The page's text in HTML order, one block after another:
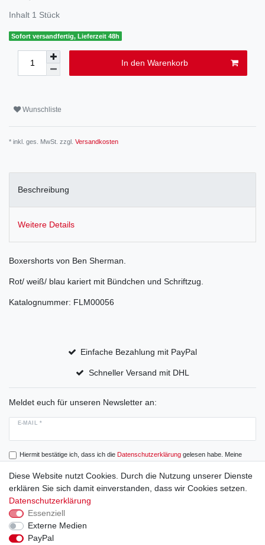
Inhalt 1 Stück
Sofort versandfertig, Lieferzeit 48h
In den Warenkorb
Wunschliste
* inkl. ges. MwSt. zzgl. Versandkosten
Beschreibung
Weitere Details
Boxershorts von Ben Sherman.
Rot/ weiß/ blau kariert mit Bündchen und Schriftzug.
Katalognummer: FLM00056
Einfache Bezahlung mit PayPal
Schneller Versand mit DHL
Meldet euch für unseren Newsletter an:
E-MAIL *
Hiermit bestätige ich, dass ich die Daten­schutz­erklärunggelesen habe. Meine
Einwilligung kann ich jederzeit widerrufen.
Abonnieren
Widerrufs­recht
Diese Website nutzt Cookies. Durch die Nutzung unserer Dienste
erklären Sie sich damit einverstanden, dass wir Cookies setzen.
Datenschutzerklärung
Essenziell
Externe Medien
PayPal